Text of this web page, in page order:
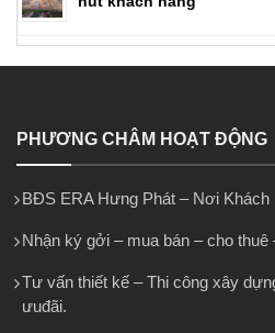
PHƯƠNG CHÂM HOẠT ĐỘNG
BĐS ERA Hưng Phát – Nơi Khách
Nhận ký gởi – mua bán – cho thuê
Tư vấn thiết kế – Thi công xây
ưuđãi.